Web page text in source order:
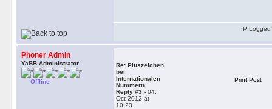
IP Logged
Phoner Admin
YaBB Administrator
Offline
Re: Pluszeichen
bei
Internationalen
Nummern
Reply #3 - 04.
Oct 2012 at
10:23
Print Post